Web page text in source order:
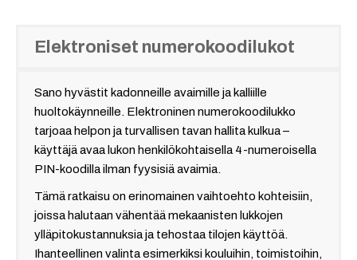
Elektroniset numerokoodilukot
Sano hyvästit kadonneille avaimille ja kalliille
huoltokäynneille. Elektroninen numerokoodilukko
tarjoaa helpon ja turvallisen tavan hallita kulkua –
käyttäjä avaa lukon henkilökohtaisella 4-numeroisella
PIN-koodilla ilman fyysisiä avaimia.
Tämä ratkaisu on erinomainen vaihtoehto kohteisiin,
joissa halutaan vähentää mekaanisten lukkojen
ylläpitokustannuksia ja tehostaa tilojen käyttöä.
Ihanteellinen valinta esimerkiksi kouluihin, toimistoihin,